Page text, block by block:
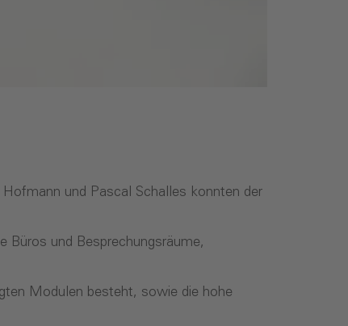
und Pascal Schalles konnten der
Büros und Besprechungsräume,
Modulen besteht, sowie die hohe